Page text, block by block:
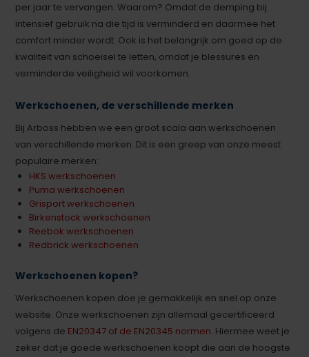
per jaar te vervangen. Waarom? Omdat de demping bij
intensief gebruik na die tijd is verminderd en daarmee het
comfort minder wordt. Ook is het belangrijk om goed op de
kwaliteit van schoeisel te letten, omdat je blessures en
verminderde veiligheid wil voorkomen.
Werkschoenen, de verschillende merken
Bij Arboss hebben we een groot scala aan werkschoenen
van verschillende merken. Dit is een greep van onze meest
populaire merken:
HKS werkschoenen
Puma werkschoenen
Grisport werkschoenen
Birkenstock werkschoenen
Reebok werkschoenen
Redbrick werkschoenen
Werkschoenen kopen?
Werkschoenen kopen doe je gemakkelijk en snel op onze
website. Onze werkschoenen zijn allemaal gecertificeerd
volgens de EN20347 of de EN20345 normen. Hiermee weet je
zeker dat je goede werkschoenen koopt die aan de hoogste